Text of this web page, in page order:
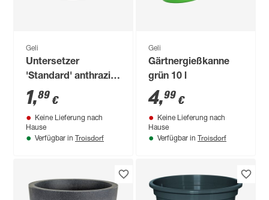
Geli
Untersetzer
'Standard' anthrazit
Ø 18 cm
1,89 €
Keine Lieferung nach
Hause
Verfügbar in Troisdorf
Geli
Gärtnergießkanne
grün 10 l
4,99 €
Keine Lieferung nach
Hause
Verfügbar in Troisdorf